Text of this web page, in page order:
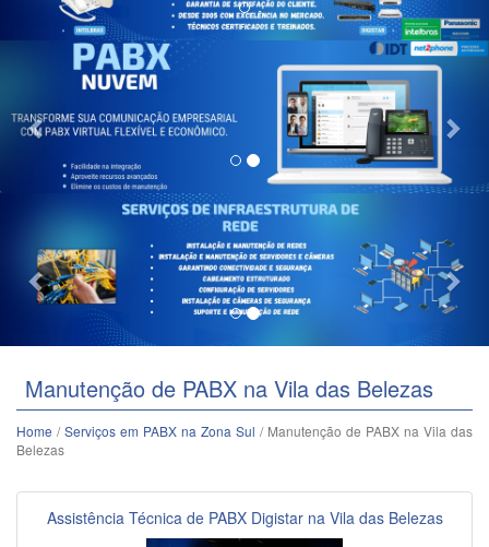
Previous
Previous
Manutenção de PABX na Vila das Belezas
Home /Serviços em PABX na Zona Sul / Manutenção de PABX na Vila das
Belezas
Assistência Técnica de PABX Digistar na Vila das Belezas